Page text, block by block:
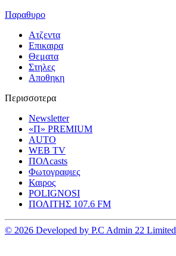
Παραθυρο
Ατζεντα
Επικαιρα
Θεματα
Στηλες
Αποθηκη
Περισσοτερα
Newsletter
«Π» PREMIUM
AUTO
WEB TV
ΠΟΛcasts
Φωτογραφιες
Καιρος
POLIGNOSI
ΠΟΛΙΤΗΣ 107.6 FM
© 2026 Developed by P.C Admin 22 Limited